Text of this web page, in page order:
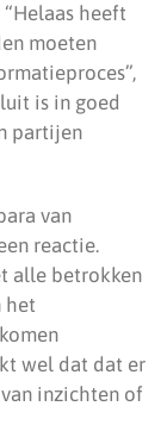
heeft
moeten
is in goed
partijen
van
reactie.
alle betrokken
het
wel dat dat er
inzichten of